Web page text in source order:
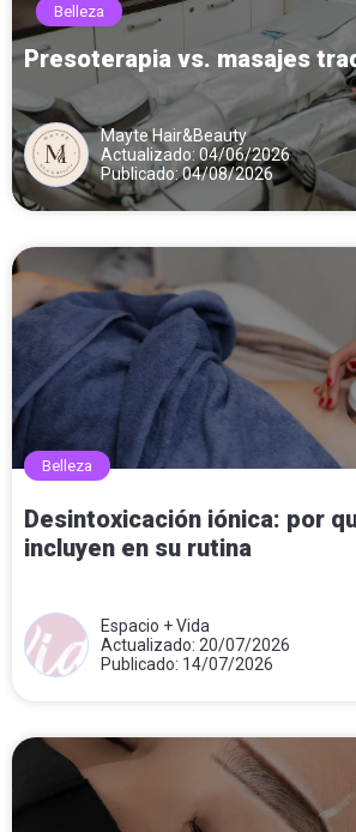
Belleza
Presoterapia vs. masajes
Mayte Hair&Beauty
Actualizado: 04/06/2026
Publicado: 04/08/2026
Belleza
Desintoxicación iónica: por
incluyen en su rutina
Espacio + Vida
Actualizado: 20/07/2026
Publicado: 14/07/2026